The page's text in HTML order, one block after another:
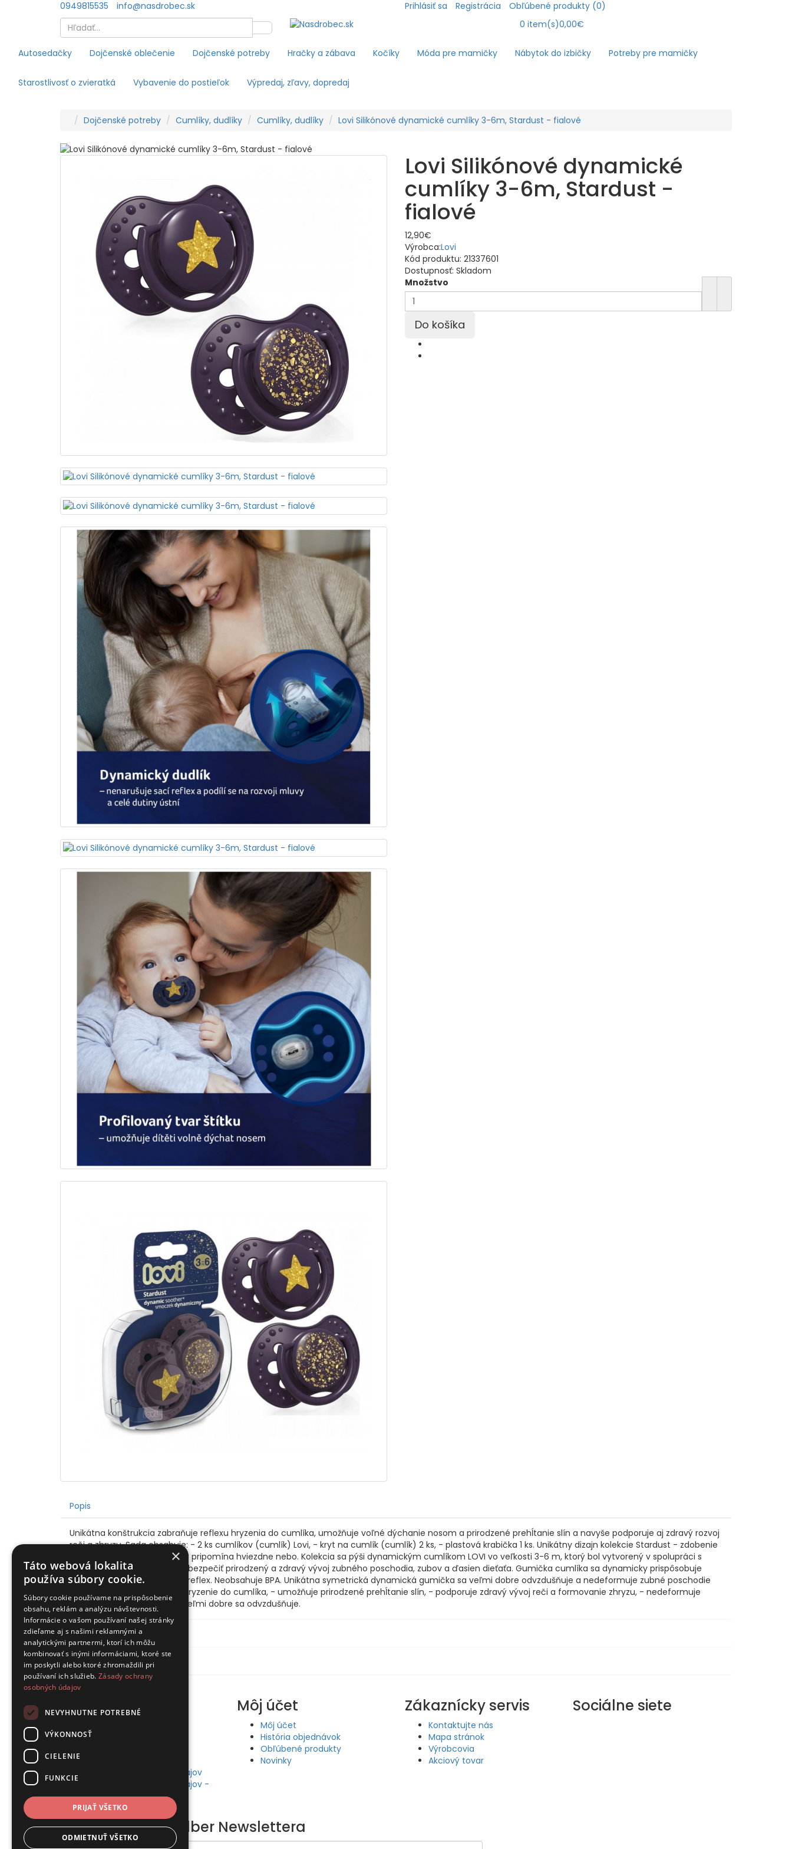
0949815535 info@nasdrobec.sk Prihlásiť sa Registrácia
Obľúbené produkty (0)
0 item(s)0,00€
Autosedačky Dojčenské oblečenie Dojčenské potreby Hračky a zábava Kočíky Móda pre mamičky Nábytok do izbičky Potreby pre mamičky
Starostlivosť o zvieratká Vybavenie do postieľok Výpredaj, zľavy, dopredaj
Dojčenské potreby Cumlíky, dudlíky Cumlíky, dudlíky Lovi Silikónové dynamické cumlíky 3-6m, Stardust - fialové
Lovi Silikónové dynamické
cumlíky 3-6m, Stardust -
fialové
12,90€
Výrobca:Lovi
Kód produktu: 21337601
Dostupnosť: Skladom
Množstvo
Popis
Unikátna konštrukcia zabraňuje reflexu hryzenia do cumlíka, umožňuje voľné dýchanie nosom a prirodzené prehĺtanie slín a navyše podporuje aj zdravý rozvoj
reči a zhryzu. Sada obsahuje: - 2 ks cumlíkov (cumlík) Lovi, - kryt na cumlík (cumlík) 2 ks, - plastová krabička 1 ks. Unikátny dizajn kolekcie Stardust - zdobenie
v podobe zlatého lesku, ktorý pripomína hviezdne nebo. Kolekcia sa pýši dynamickým cumlíkom LOVI vo veľkosti 3-6 m, ktorý bol vytvorený v spolupráci s
neurologopedmi s cieľom zabezpečiť prirodzený a zdravý vývoj zubného poschodia, zubov a ďasien dieťaťa. Gumička cumlíka sa dynamicky prispôsobuje
saniu dieťaťa, nenarúša sací reflex. Neobsahuje BPA. Unikátna symetrická dynamická gumička sa veľmi dobre odvzdušňuje a nedeformuje zubné poschodie
dieťaťa. - zabraňuje reflexu hryzenie do cumlíka, - umožňuje prirodzené prehĺtanie slín, - podporuje zdravý vývoj reči a formovanie zhryzu, - nedeformuje
zubné poschodie dieťaťa, - veľmi dobre sa odvzdušňuje.
Špecifikácia
Recenzie (0)
Informácie
Ochrana osobných údajov
Ochrana osobných údajov -
newsletter
Môj účet
Môj účet
História objednávok
Obľúbené produkty
Novinky
Zákaznícky servis
Kontaktujte nás
Mapa stránok
Výrobcovia
Akciový tovar
Sociálne siete
Prihláste sa na odber Newslettera
×
Táto webová lokalita
používa súbory cookie.
Súbory cookie používame na prispôsobenie
obsahu, reklám a analýzu návštevnosti.
Informácie o vašom používaní našej stránky
zdieľame aj s našimi reklamnými a
analytickými partnermi, ktorí ich môžu
kombinovať s inými informáciami, ktoré ste
im poskytli alebo ktoré zhromaždili pri
používaní ich služieb. Zásady ochrany
osobných údajov
NEVYHNUTNE POTREBNÉ
VÝKONNOSŤ
CIELENIE
FUNKCIE
PRIJAŤ VŠETKO
ODMIETNUŤ VŠETKO